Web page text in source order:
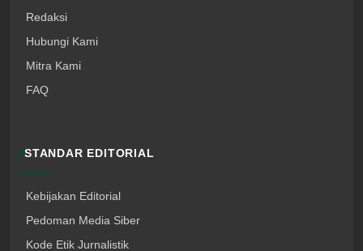
Redaksi
Hubungi Kami
Mitra Kami
FAQ
STANDAR EDITORIAL
Kebijakan Editorial
Pedoman Media Siber
Kode Etik Jurnalistik